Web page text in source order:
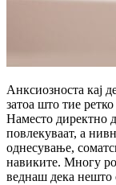
Анксиозноста кај
затоа што тие
Наместо директно
повлекуваат, а
однесување,
навиките. Многу
веднаш дека нешто